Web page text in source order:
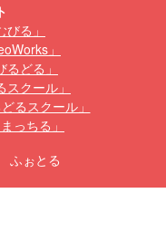
る」
」
どる」
クール」
るスクール」
っちる」
ぉとる